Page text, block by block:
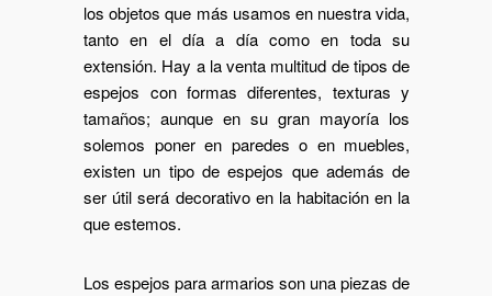
los objetos que más usamos en nuestra vida,
tanto en el día a día como en toda su
extensión. Hay a la venta multitud de tipos de
espejos con formas diferentes, texturas y
tamaños; aunque en su gran mayoría los
solemos poner en paredes o en muebles,
existen un tipo de espejos que además de
ser útil será decorativo en la habitación en la
que estemos.
Los espejos para armarios son una piezas de